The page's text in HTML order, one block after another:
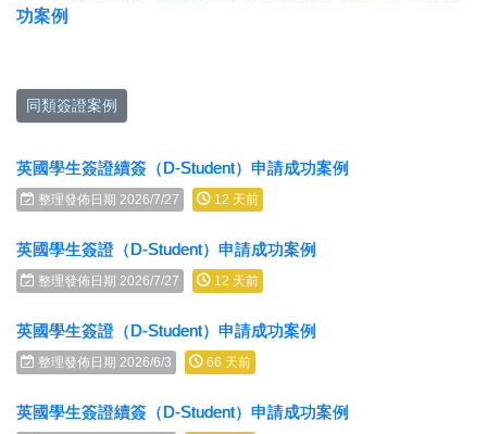
功案例
同類簽證案例
英國學生簽證續簽（D-Student）申請成功案例
整理發佈日期 2026/7/27 12 天前
英國學生簽證（D-Student）申請成功案例
整理發佈日期 2026/7/27 12 天前
英國學生簽證（D-Student）申請成功案例
整理發佈日期 2026/6/3 66 天前
英國學生簽證續簽（D-Student）申請成功案例